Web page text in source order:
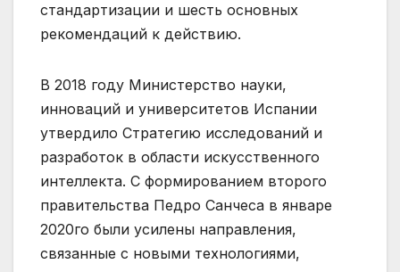
стандартизации и шесть основных
рекомендаций к действию.
В 2018 году Министерство науки,
инноваций и университетов Испании
утвердило Стратегию исследований и
разработок в области искусственного
интеллекта. С формированием второго
правительства Педро Санчеса в январе
2020го были усилены направления,
связанные с новыми технологиями,